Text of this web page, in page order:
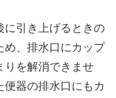
に引き上げるときの
め、排水口にカップ
りを解消できませ
便器の排水口にもカ